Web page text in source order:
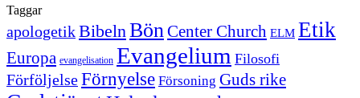
Taggar
apologetikBibelnBönCenter Church ELM Etik
Europa evangelisation Evangelium Filosofi
FörföljelseFörnyelse Försoning Guds rike